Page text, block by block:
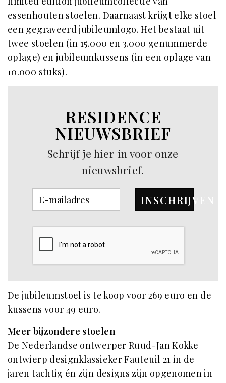
essenhouten stoelen. Daarnaast krijgt elke stoel
een gegraveerd jubileumlogo. Het bestaat uit
twee stoelen (in 15.000 en 3.000 genummerde
oplage) en jubileumkussens (in een oplage van
10.000 stuks).
RESIDENCE
NIEUWSBRIEF
Schrijf je hier in voor onze
nieuwsbrief.
INSCHRIJVEN
De jubileumstoel is te koop voor 269 euro en de
kussens voor 49 euro.
Meer bijzondere stoelen
De Nederlandse ontwerper Ruud-Jan Kokke
ontwierp designklassieker Fauteuil 21 in de
jaren tachtig én zijn designs zijn opgenomen in